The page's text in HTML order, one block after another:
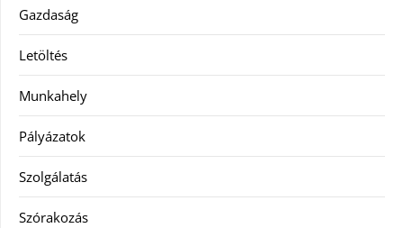
Gazdaság
Letöltés
Munkahely
Pályázatok
Szolgálatás
Szórakozás